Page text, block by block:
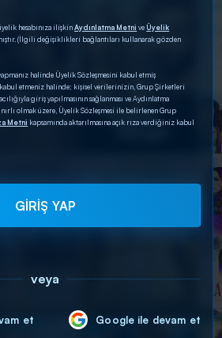
hesabınıza ilişkinAydınlatma Metni veÜyelik
(İlgili değişiklikleri bağlantıları kullanarak gözden
halinde Üyelik Sözleşmesini kabul etmiş
kabul etmeniz halinde; kişisel verilerinizin, Grup Şirketleri
giriş yapılmasının sağlanması ve Aydınlatma
olmak üzere, Üyelik Sözleşmesi ile belirlenen Grup
Metni kapsamında aktarılmasına açık rıza verdiğiniz kabul
GİRİŞ YAP
veya
et Google ile devam et